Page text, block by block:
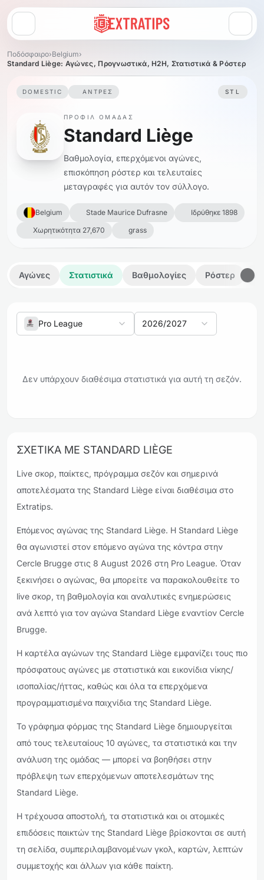
Άνοιγμα μενού
Ποδόσφαιρο›Belgium›
Standard Liège: Αγώνες, Προγνωστικά, H2H, Στατιστικά & Ρόστερ
DOMESTIC ΆΝΤΡΕΣ STL
ΠΡΟΦΊΛ ΟΜΆΔΑΣ
Standard Liège
Βαθμολογία, επερχόμενοι αγώνες,
επισκόπηση ρόστερ και τελευταίες
μεταγραφές για αυτόν τον σύλλογο.
Belgium Stade Maurice Dufrasne
Ιδρύθηκε 1898
Χωρητικότητα 27,670
grass
Αγώνες Στατιστικά Βαθμολογίες Ρόστερ
Pro League 2026/2027
Δεν υπάρχουν διαθέσιμα στατιστικά για αυτή τη σεζόν.
ΣΧΕΤΙΚΆ ΜΕ STANDARD LIÈGE
Live σκορ, παίκτες, πρόγραμμα σεζόν και σημερινά
αποτελέσματα της Standard Liège είναι διαθέσιμα στο
Extratips.
Επόμενος αγώνας της Standard Liège. Η Standard Liège
θα αγωνιστεί στον επόμενο αγώνα της κόντρα στην
Cercle Brugge στις 8 August 2026 στη Pro League. Όταν
ξεκινήσει ο αγώνας, θα μπορείτε να παρακολουθείτε το
live σκορ, τη βαθμολογία και αναλυτικές ενημερώσεις
ανά λεπτό για τον αγώνα Standard Liège εναντίον Cercle
Brugge.
Η καρτέλα αγώνων της Standard Liège εμφανίζει τους πιο
πρόσφατους αγώνες με στατιστικά και εικονίδια νίκης/
ισοπαλίας/ήττας, καθώς και όλα τα επερχόμενα
προγραμματισμένα παιχνίδια της Standard Liège.
Το γράφημα φόρμας της Standard Liège δημιουργείται
από τους τελευταίους 10 αγώνες, τα στατιστικά και την
ανάλυση της ομάδας — μπορεί να βοηθήσει στην
πρόβλεψη των επερχόμενων αποτελεσμάτων της
Standard Liège.
Η τρέχουσα αποστολή, τα στατιστικά και οι ατομικές
επιδόσεις παικτών της Standard Liège βρίσκονται σε αυτή
τη σελίδα, συμπεριλαμβανομένων γκολ, καρτών, λεπτών
συμμετοχής και άλλων για κάθε παίκτη.